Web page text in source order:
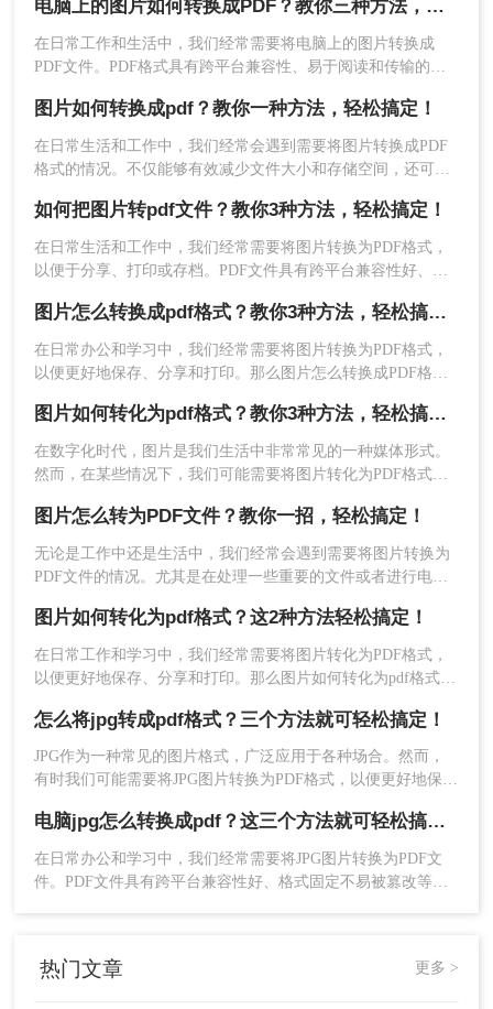
2、上传要转换的图片，如果要转换的图片较多可以
直接添加文件夹从而批量转换，点击转换之前可按
需求设置一些条件，然后再点开始转换。
3、转换完成，点击打开即可查看PDF文件。
方法三、使用图片查看器软件
一些图片查看器软件也提供了将图片转换为PDF的
功能。下面以下是使用图片查看器软件进行图片转
PDF操作为例。
操作如下：
1、选择图片查看器：选择一个支持PDF导出功能的
2、打开图片：使用图片查看器打开需要转换的图
电脑上的图片如何转换成PDF？教你三种方法，一秒就能搞定！
在日常工作和生活中，我们经常需要将电脑上的图片转换成
PDF文件。PDF格式具有跨平台兼容性、易于阅读和传输的特
如何转换成PDF呢？本文将介绍几种常用的方法，帮助你轻松
将电脑上的图片转换成PDF文件。
图片如何转换成pdf？教你一种方法，轻松搞定！
在日常生活和工作中，我们经常会遇到需要将图片转换成PDF
格式的情况。不仅能够有效减少文件大小和存储空间，还可以
文将为您详细介绍这一过程，帮助您快速掌握相关技巧。
如何把图片转pdf文件？教你3种方法，轻松搞定！
在日常生活和工作中，我们经常需要将图片转换为PDF格式，
以便于分享、打印或存档。PDF文件具有跨平台兼容性好、格
那么如何把图片转PDF文件呢？本文将介绍几种常用的将图片
转换为PDF文件的方法，帮助读者轻松实现格式转换。
图片怎么转换成pdf格式？教你3种方法，轻松搞定！
在日常办公和学习中，我们经常需要将图片转换为PDF格式，
以便更好地保存、分享和打印。那么图片怎么转换成PDF格式
到PDF的转换。
图片如何转化为pdf格式？教你3种方法，轻松搞定！
在数字化时代，图片是我们生活中非常常见的一种媒体形式。
然而，在某些情况下，我们可能需要将图片转化为PDF格式。
可读性强等。那么，图片如何转化为pdf格式呢？本文将为你详
细讲解图片转PDF的方法和步骤。
图片怎么转为PDF文件？教你一招，轻松搞定！
无论是工作中还是生活中，我们经常会遇到需要将图片转换为
PDF文件的情况。尤其是在处理一些重要的文件或者进行电子
查阅和分享。那么，图片怎么转为PDF文件呢？下面就为大家
详细介绍一种简单、快捷的方法。
图片如何转化为pdf格式？这2种方法轻松搞定！
在日常工作和学习中，我们经常需要将图片转化为PDF格式，
以便更好地保存、分享和打印。那么图片如何转化为pdf格式
松实现这一转换。
怎么将jpg转成pdf格式？三个方法就可轻松搞定！
​JPG作为一种常见的图片格式，广泛应用于各种场合。然而，
有时我们可能需要将JPG图片转换为PDF格式，以便更好地保
三种将JPG图片转换为PDF格式的方法，帮助读者轻松实现转换
需求。
电脑jpg怎么转换成pdf？这三个方法就可轻松搞定！
​在日常办公和学习中，我们经常需要将JPG图片转换为PDF文
件。PDF文件具有跨平台兼容性好、格式固定不易被篡改等优
实现转换需求。
热门文章 更多 >